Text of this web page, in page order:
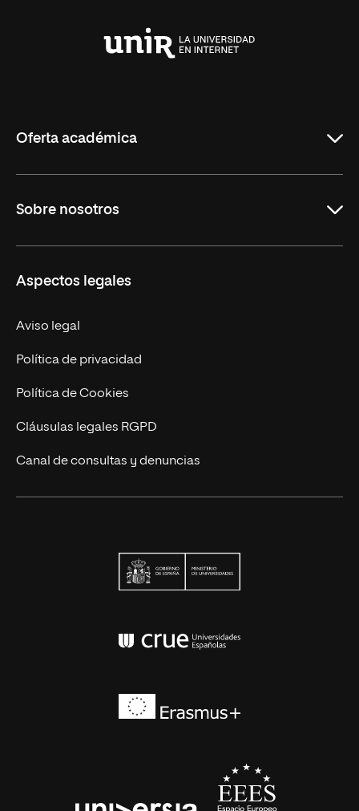
Oferta académica
Maestrías
Sobre nosotros
Trabaja en UNIR
Actualidad
Contacto
Aspectos legales
Aviso legal
Política de privacidad
Política de Cookies
Cláusulas legales RGPD
Canal de consultas y denuncias
Conferencia de